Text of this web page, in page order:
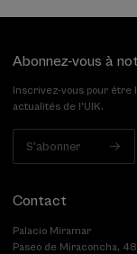
Abonnez-vous à
Inscrivez-vous pour
actualités de l'UIK.
S'abonner
Contact
Palacio Miramar
Paseo de Miraconcha, 48